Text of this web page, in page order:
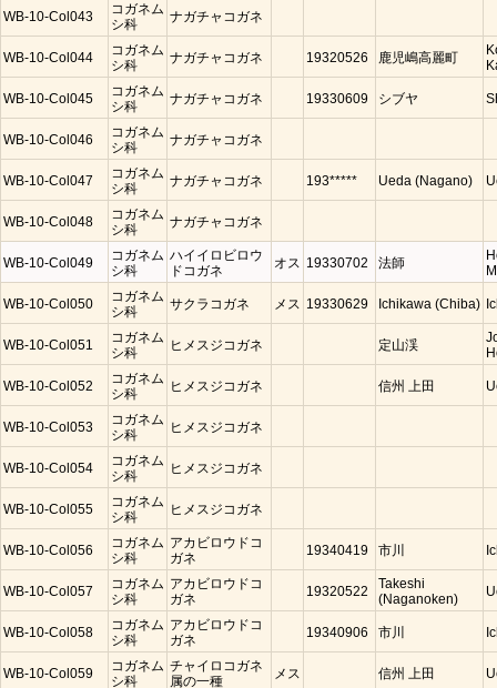
WB-10-Col043
コガネム
シ科
ナガチャコガネ
WB-10-Col044
コガネム
シ科
ナガチャコガネ 19320526 鹿児嶋高麗町
WB-10-Col045
コガネム
シ科
ナガチャコガネ 19330609 シブヤ
WB-10-Col046
コガネム
シ科
ナガチャコガネ
WB-10-Col047
コガネム
シ科
ナガチャコガネ 193***** Ueda (Nagano)
WB-10-Col048
コガネム
シ科
ナガチャコガネ
WB-10-Col049
コガネム
シ科
ハイイロビロウ
ドコガネ
オス 19330702 法師
WB-10-Col050
コガネム
シ科
サクラコガネ メス 19330629 Ichikawa (Chiba)
WB-10-Col051
コガネム
シ科
ヒメスジコガネ 定山渓
WB-10-Col052
コガネム
シ科
ヒメスジコガネ 信州 上田
WB-10-Col053
コガネム
シ科
ヒメスジコガネ
WB-10-Col054
コガネム
シ科
ヒメスジコガネ
WB-10-Col055
コガネム
シ科
ヒメスジコガネ
WB-10-Col056
コガネム
シ科
アカビロウドコ
ガネ
19340419 市川
WB-10-Col057
コガネム
シ科
アカビロウドコ
ガネ
19320522
Takeshi
(Naganoken)
WB-10-Col058
コガネム
シ科
アカビロウドコ
ガネ
19340906 市川
WB-10-Col059
コガネム
シ科
チャイロコガネ
属の一種
メス 信州 上田